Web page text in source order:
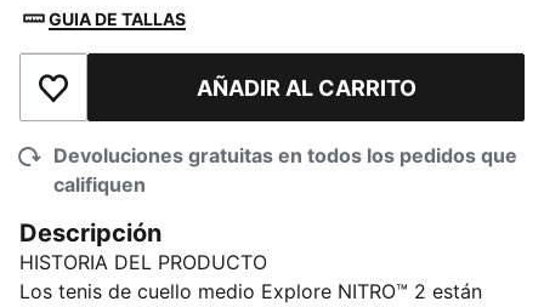
GUIA DE TALLAS
Añadir a la lista de deseosAÑADIR AL CARRITO
Devoluciones gratuitas en todos los pedidos que
califiquen
Descripción
HISTORIA DEL PRODUCTO
Los tenis de cuello medio Explore NITRO™ 2 están